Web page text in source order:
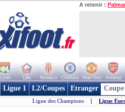
A retenir :
Lyon Lille Monaco Chelsea Man Utd Arsenal
Ligue 1 L2/Coupes Etranger
Ligue des Champions | Ligue